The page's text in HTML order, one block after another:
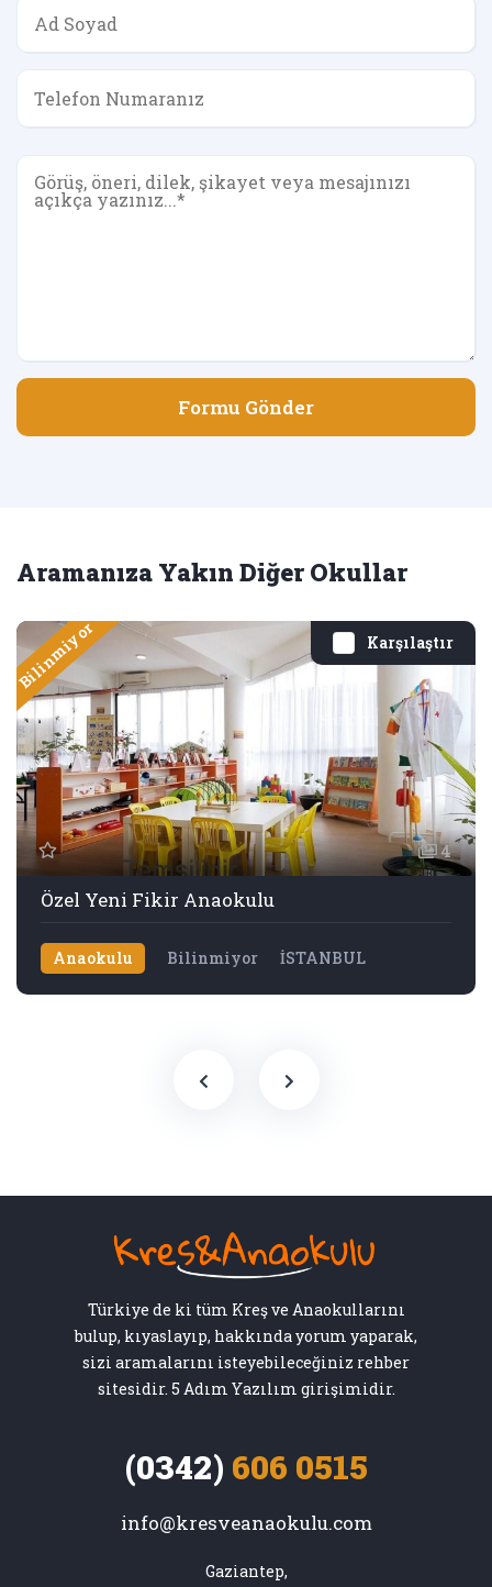
Formu Gönder
Aramanıza Yakın Diğer Okullar
Karşılaştır
Bilinmiyor
4
Özel Yeni Fikir Anaokulu
Anaokulu Bilinmiyor İSTANBUL
Türkiye de ki tüm Kreş ve Anaokullarını
bulup, kıyaslayıp, hakkında yorum yaparak,
sizi aramalarını isteyebileceğiniz rehber
sitesidir. 5 Adım Yazılım girişimidir.
(0342) 606 0515
info@kresveanaokulu.com
Gaziantep,